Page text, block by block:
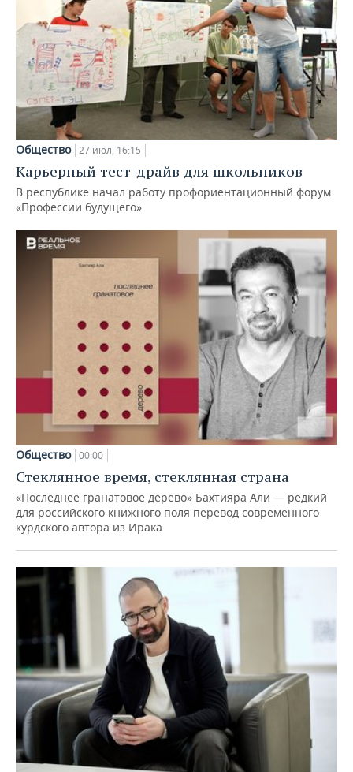
Общество 27 июл, 16:15
Карьерный тест-драйв для школьников
В республике начал работу профориентационный форум
«Профессии будущего»
Общество 00:00
Стеклянное время, стеклянная страна
«Последнее гранатовое дерево» Бахтияра Али — редкий
для российского книжного поля перевод современного
курдского автора из Ирака